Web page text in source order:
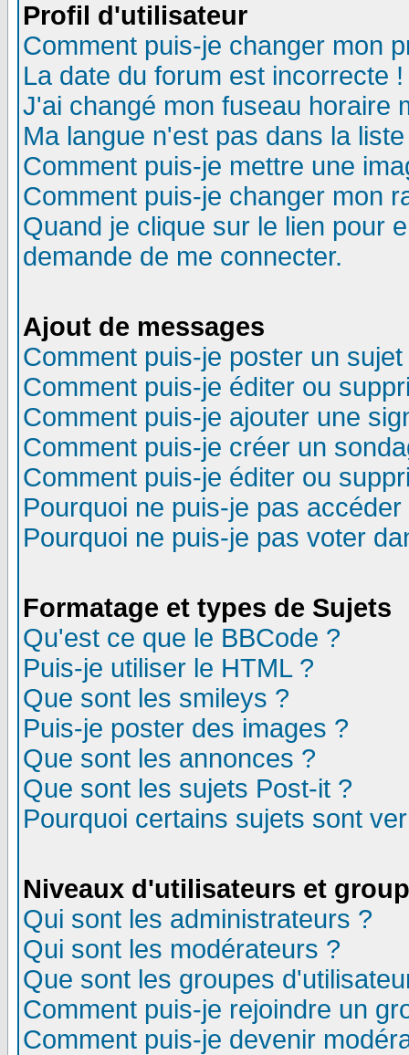
Profil d'utilisateur
Comment puis-je changer mon
La date du forum est incorrecte !
J'ai changé mon fuseau horaire
Ma langue n'est pas dans la
Comment puis-je mettre une
Comment puis-je changer mon
Quand je clique sur le lien pour
demande de me connecter.
Ajout de messages
Comment puis-je poster un
Comment puis-je éditer ou
Comment puis-je ajouter une
Comment puis-je créer un
Comment puis-je éditer ou
Pourquoi ne puis-je pas
Pourquoi ne puis-je pas voter
Formatage et types de Sujets
Qu'est ce que le BBCode ?
Puis-je utiliser le HTML ?
Que sont les smileys ?
Puis-je poster des images ?
Que sont les annonces ?
Que sont les sujets Post-it ?
Pourquoi certains sujets sont
Niveaux d'utilisateurs et
Qui sont les administrateurs ?
Qui sont les modérateurs ?
Que sont les groupes
Comment puis-je rejoindre un
Comment puis-je devenir